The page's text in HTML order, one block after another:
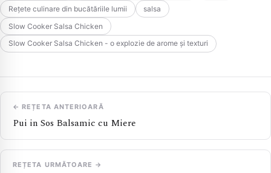
Rețete culinare din bucătăriile lumii
salsa
Slow Cooker Salsa Chicken
Slow Cooker Salsa Chicken - o explozie de arome și texturi
← REȚETA ANTERIOARĂ
Pui in Sos Balsamic cu Miere
REȚETA URMĂTOARE →